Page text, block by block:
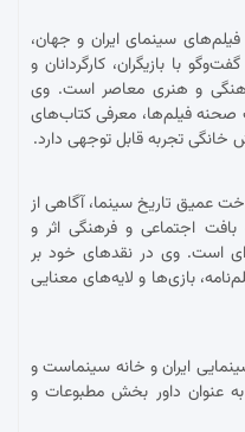
سینمای ایران و جهان،
با بازیگران، کارگردانان و
و هنری معاصر است. وی
فیلم‌ها، معرفی کتاب‌های
تجربه قابل توجهی دارد.
عمیق تاریخ سینما، آگاهی از
اجتماعی و فرهنگی اثر و
است. وی در نقدهای خود بر
بازی‌ها و لایه‌های معنایی
ایران و خانه سینماست و
عنوان داور بخش مطبوعات و